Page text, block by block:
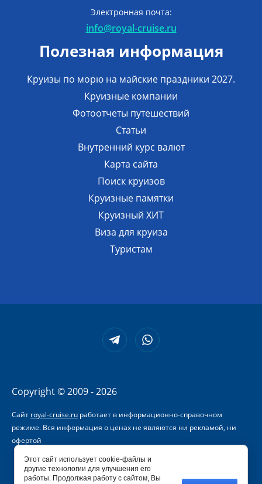
Электронная почта:
info@royal-cruise.ru
Полезная информация
Круизы по морю на майские праздники 2027.
Круизные компании
Фотоотчеты путешествий
Статьи
Внутренний курс валют
Карта сайта
Поиск круизов
Круизные памятки
Круизный ХИТ
Виза для круиза
Туристам
Copyright © 2009 - 2026
Сайт royal-cruise.ru работает в информационно-справочном
режиме. Вся информация о ценах не являются ни рекламой, ни
офертой
Megagroup.ru
Этот сайт использует cookie-файлы и
другие технологии для улучшения его
работы. Продолжая работу с сайтом, Вы